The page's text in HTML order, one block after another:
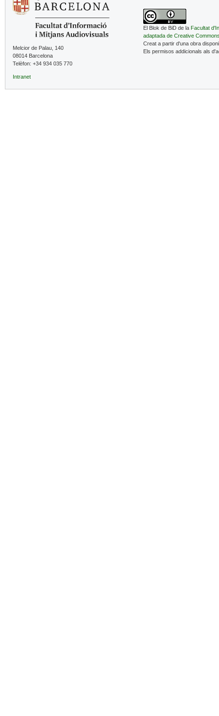
Melcior de Palau, 140
08014 Barcelona
Telèfon: +34 934 035 770
Intranet
El Blok de BiD de la Facultat
adaptada de Creative
Creat a partir d'una obra
Els permisos addicionals als